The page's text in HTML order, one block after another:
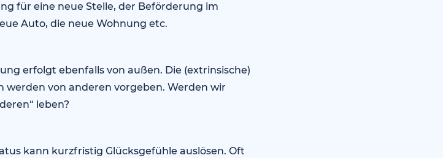
für eine neue Stelle, der Beförderung im
Auto, die neue Wohnung etc.
erfolgt ebenfalls von außen. Die (extrinsische)
werden von anderen vorgeben. Werden wir
leben?
kann kurzfristig Glücksgefühle auslösen. Oft